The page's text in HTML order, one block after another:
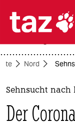

themen
politik
krieg in der
Nord
Sehnsucht nach
Der